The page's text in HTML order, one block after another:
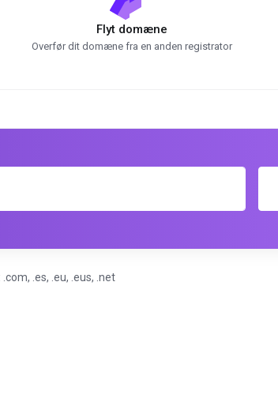
Flyt domæne
Overfør dit domæne fra en anden registrator
.es, .eu, .eus, .net